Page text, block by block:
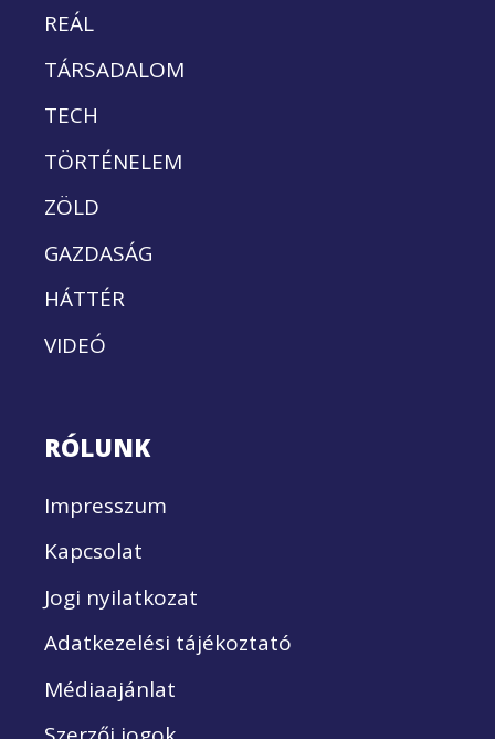
REÁL
TÁRSADALOM
TECH
TÖRTÉNELEM
ZÖLD
GAZDASÁG
HÁTTÉR
VIDEÓ
RÓLUNK
Impresszum
Kapcsolat
Jogi nyilatkozat
Adatkezelési tájékoztató
Médiaajánlat